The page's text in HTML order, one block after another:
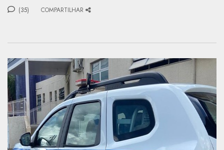
(35) COMPARTILHAR